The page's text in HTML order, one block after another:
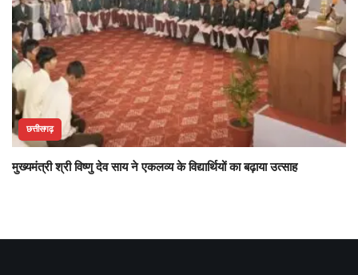
छत्तीसगढ़
मुख्यमंत्री श्री विष्णु देव साय ने एकलव्य के विद्यार्थियों का बढ़ाया उत्साह